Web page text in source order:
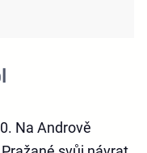
Na Andrově